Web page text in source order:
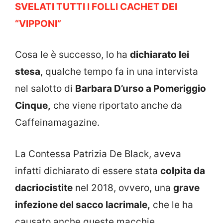
SVELATI TUTTI I FOLLI CACHET DEI
“VIPPONI”
Cosa le è successo, lo ha dichiarato lei
stesa, qualche tempo fa in una intervista
nel salotto di Barbara D’urso a Pomeriggio
Cinque, che viene riportato anche da
Caffeinamagazine.
La Contessa Patrizia De Black, aveva
infatti dichiarato di essere stata colpita da
dacriocistite nel 2018, ovvero, una grave
infezione del sacco lacrimale, che le ha